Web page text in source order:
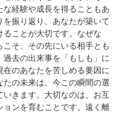
経験や成長を得ることもあ
を振り返り、あなたが築いて
ることが大切です。なぜな
そ、その先にいる相手とも
去の出来事を「もしも」に
のあなたを苦しめる要因に
の未来は、今この瞬間の選
きます。大切なのは、お互
ョンを育むことです。遠く離